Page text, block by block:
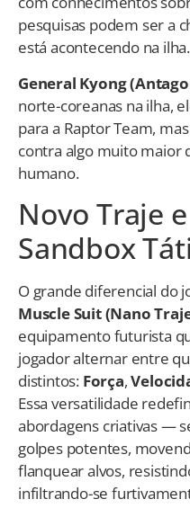
pesquisas podem ser a
está acontecendo na ilha.
General Kyong
norte-coreanas na ilha,
para a Raptor Team,
contra algo muito maior
humano.
Novo Traje
Sandbox
O grande diferencial do
Muscle Suit (Nano
equipamento futurista
jogador alternar entre
distintos: Força,
Essa versatilidade
abordagens criativas —
golpes potentes,
flanquear alvos,
infiltrando-se